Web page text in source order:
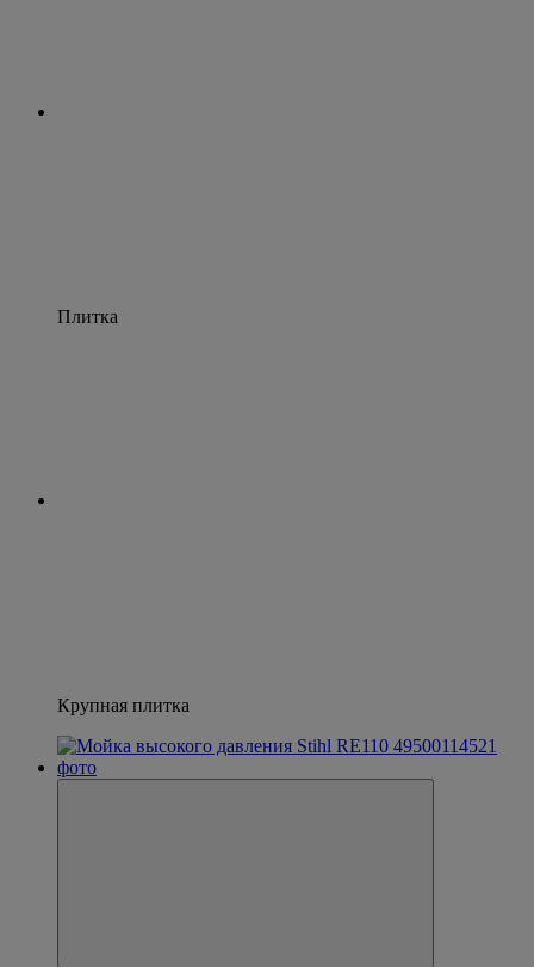
Плитка
Крупная плитка